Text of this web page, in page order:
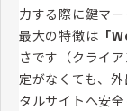
力する際に鍵マ
最大の特徴は 「
さです（クライ
定がなくても、
タルサイトへ安